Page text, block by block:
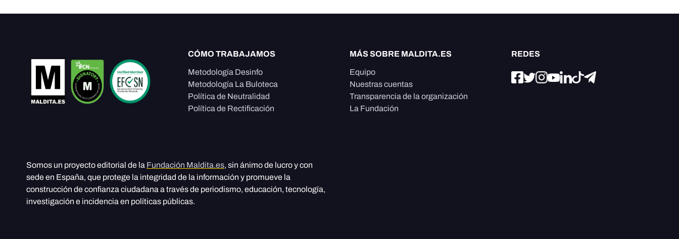
CÓMO TRABAJAMOS
Metodología Desinfo
Metodología La Buloteca
Política de Neutralidad
Política de Rectificación
MÁS SOBRE MALDITA.ES
Equipo
Nuestras cuentas
Transparencia de la organización
La Fundación
REDES
Somos un proyecto editorial de la Fundación Maldita.es, sin ánimo de lucro y con
sede en España, que protege la integridad de la información y promueve la
construcción de confianza ciudadana a través de periodismo, educación, tecnología,
investigación e incidencia en políticas públicas.